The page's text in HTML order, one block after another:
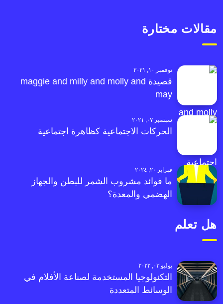
مقالات مختارة
نوفمبر ١٠, ٢٠٢١
قصيدة maggie and milly and molly and
may
سبتمبر ٠٧, ٢٠٢١
الحركات الاجتماعية كظاهرة اجتماعية
فبراير ٢٠, ٢٠٢٤
ما فوائد مشروب الشمر للبطن والجهاز
الهضمي والمعدة؟
هل تعلم
يوليو ٠٣, ٢٠٢٢
التكنولوجيا المستخدمة لصناعة الأفلام في
الوسائط المتعددة